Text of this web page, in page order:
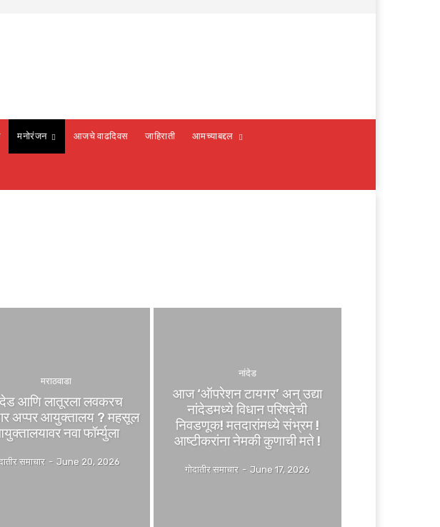
मनोरंजन आजचे वाढदिवस जाहिराती आमच्याबद्दल
मराठवाडा
आणि लातूरला लवकरच
अप्पर आयुक्तालय ? महसूल
नवा फॉर्म्युला
समाचार - June 20, 2026
नांदेड
आज ‘ऑपरेशन टायगर’ अन् उद्या
नांदेडमध्ये विधान परिषदेची
निवडणूक! मतदारांमध्ये संभ्रम !
आष्टीकरांना नेमकी कुणाची मते !
गोदातीर समाचार - June 17, 2026